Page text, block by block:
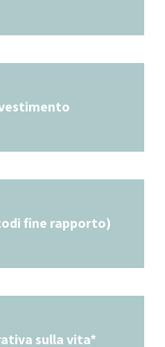
fine rapporto)
sulla vita*